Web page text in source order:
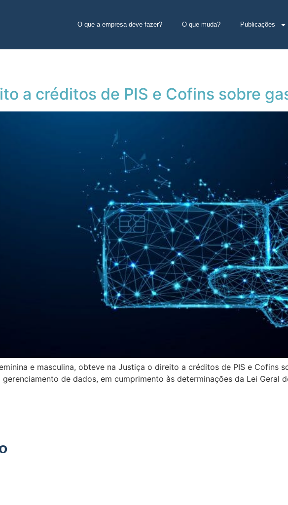
O que a empresa deve fazer? O que muda? Publicações
a créditos de PIS e Cofins sobre
e masculina, obteve na Justiça o direito a créditos de PIS e Cofins
de dados, em cumprimento às determinações da Lei Geral